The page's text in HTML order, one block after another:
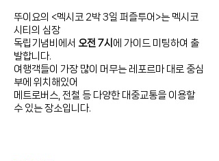
뚜이요의 <멕시코 2박 3일 퍼즐투어>는 멕시코
시티의 심장
독립기념비에서 오전 7시 에 가이드 미팅하여 출
발합니다.
여행객들이 가장 많이 머무는 레포르마 대로 중심
부에 위치해있어
메트로버스, 전철 등 다양한 대중교통을 이용할
수 있는 장소입니다.